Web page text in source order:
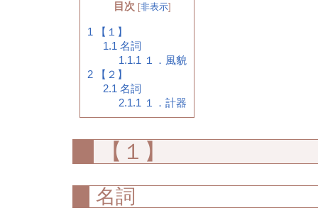
目次 [非表示]
1 【１】
1.1 名詞
1.1.1 １．風貌
2 【２】
2.1 名詞
2.1.1 １．計器
【１】
名詞